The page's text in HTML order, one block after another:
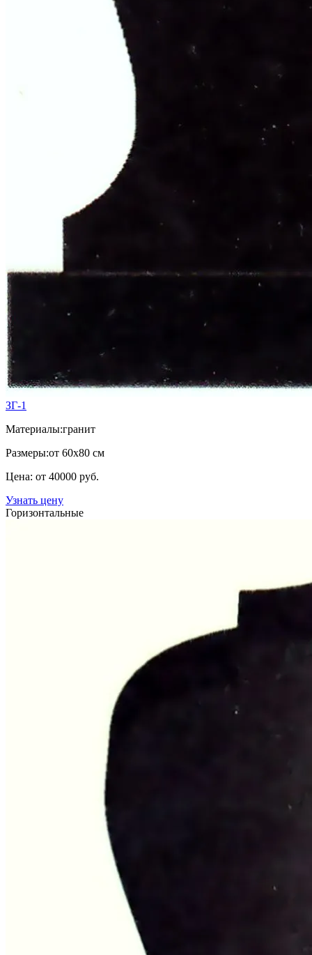
ЗГ-1
Материалы:гранит
Размеры:от 60х80 см
Цена: от 40000 руб.
Узнать цену
Горизонтальные